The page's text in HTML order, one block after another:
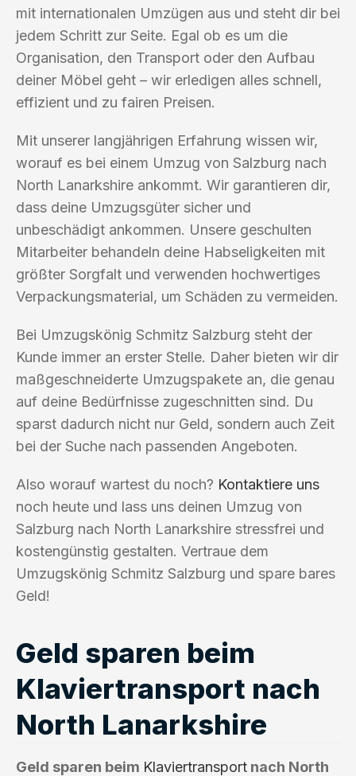
mit internationalen Umzügen aus und steht dir bei
jedem Schritt zur Seite. Egal ob es um die
Organisation, den Transport oder den Aufbau
deiner Möbel geht – wir erledigen alles schnell,
effizient und zu fairen Preisen.
Mit unserer langjährigen Erfahrung wissen wir,
worauf es bei einem Umzug von Salzburg nach
North Lanarkshire ankommt. Wir garantieren dir,
dass deine Umzugsgüter sicher und
unbeschädigt ankommen. Unsere geschulten
Mitarbeiter behandeln deine Habseligkeiten mit
größter Sorgfalt und verwenden hochwertiges
Verpackungsmaterial, um Schäden zu vermeiden.
Bei Umzugskönig Schmitz Salzburg steht der
Kunde immer an erster Stelle. Daher bieten wir dir
maßgeschneiderte Umzugspakete an, die genau
auf deine Bedürfnisse zugeschnitten sind. Du
sparst dadurch nicht nur Geld, sondern auch Zeit
bei der Suche nach passenden Angeboten.
Also worauf wartest du noch? Kontaktiere uns
noch heute und lass uns deinen Umzug von
Salzburg nach North Lanarkshire stressfrei und
kostengünstig gestalten. Vertraue dem
Umzugskönig Schmitz Salzburg und spare bares
Geld!
Geld sparen beim
Klaviertransport nach
North Lanarkshire
Geld sparen beim Klaviertransport nach North